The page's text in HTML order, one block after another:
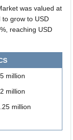
was valued at
to grow to USD
reaching USD
million
million
million